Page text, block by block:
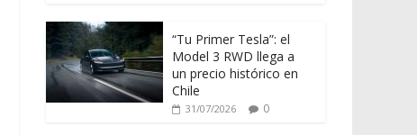
“Tu Primer Tesla”: el
Model 3 RWD llega a
un precio histórico en
Chile
31/07/2026 0